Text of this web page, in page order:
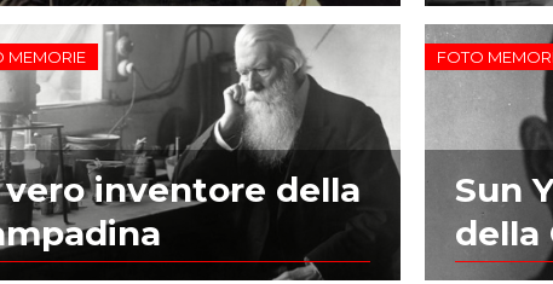
MEMORIE
inventore della
FOTO
Sun
della